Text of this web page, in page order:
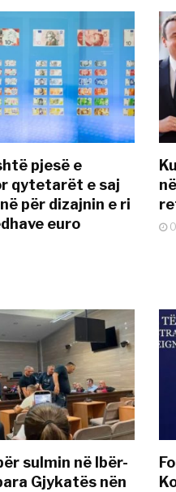
pjesë e
qytetarët e saj
për dizajnin e ri
euro
sulmin në Ibër-
Gjykatës nën